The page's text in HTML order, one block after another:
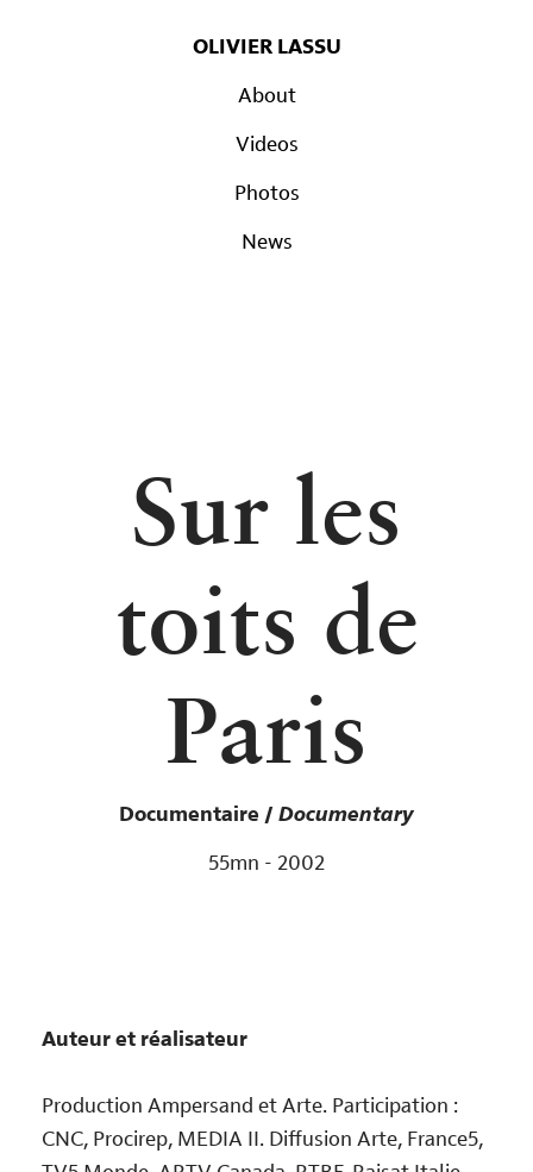
OLIVIER LASSU
About
Videos
Photos
News
Sur les
toits de
Paris
Documentaire / Documentary
55mn - 2002
Auteur et réalisateur
Production Ampersand et Arte. Participation :
CNC, Procirep, MEDIA II. Diffusion Arte, France5,